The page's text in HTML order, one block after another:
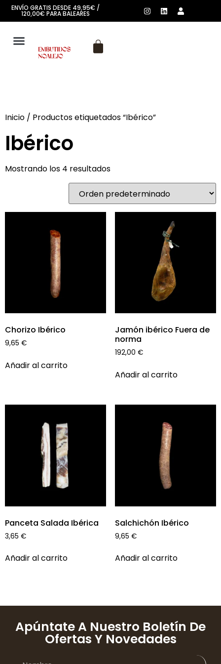
ENVÍO GRATIS DESDE 49,95€ /
120,00€ PARA BALEARES
Inicio / Productos etiquetados “Ibérico”
Ibérico
Mostrando los 4 resultados
Chorizo Ibérico
9,65 €
Añadir al carrito
Jamón ibérico Fuera de
norma
192,00 €
Añadir al carrito
Panceta Salada Ibérica
3,65 €
Añadir al carrito
Salchichón Ibérico
9,65 €
Añadir al carrito
Apúntate A Nuestro Boletín De
Ofertas Y Novedades